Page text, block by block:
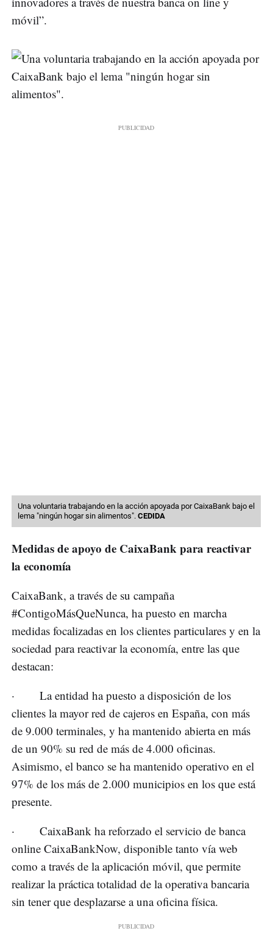
móvil”.
Una voluntaria trabajando en la acción apoyada por CaixaBank bajo el
lema "ningún hogar sin alimentos". CEDIDA
Medidas de apoyo de CaixaBank para reactivar
la economía
CaixaBank, a través de su campaña
#ContigoMásQueNunca, ha puesto en marcha
medidas focalizadas en los clientes particulares y en la
sociedad para reactivar la economía, entre las que
destacan:
· La entidad ha puesto a disposición de los
clientes la mayor red de cajeros en España, con más
de 9.000 terminales, y ha mantenido abierta en más
de un 90% su red de más de 4.000 oficinas.
Asimismo, el banco se ha mantenido operativo en el
97% de los más de 2.000 municipios en los que está
presente.
· CaixaBank ha reforzado el servicio de banca
online CaixaBankNow, disponible tanto vía web
como a través de la aplicación móvil, que permite
realizar la práctica totalidad de la operativa bancaria
sin tener que desplazarse a una oficina física.